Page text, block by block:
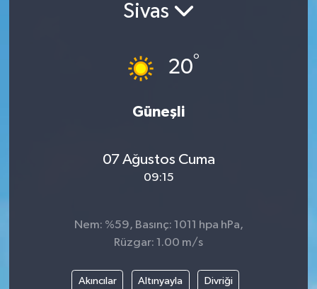
Sivas
20°
Güneşli
07 Ağustos Cuma
09:15
Nem: %59, Basınç: 1011 hpa hPa,
Rüzgar: 1.00 m/s
Akıncılar Altınyayla Divriği